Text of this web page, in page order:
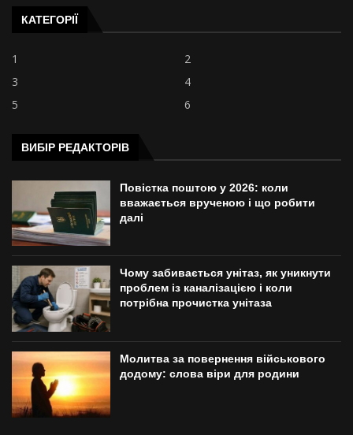
КАТЕГОРІЇ
1
2
3
4
5
6
ВИБІР РЕДАКТОРІВ
Повістка поштою у 2026: коли
вважається врученою і що робити
далі
Чому забивається унітаз, як уникнути
проблем із каналізацією і коли
потрібна прочистка унітаза
Молитва за повернення військового
додому: слова віри для родини